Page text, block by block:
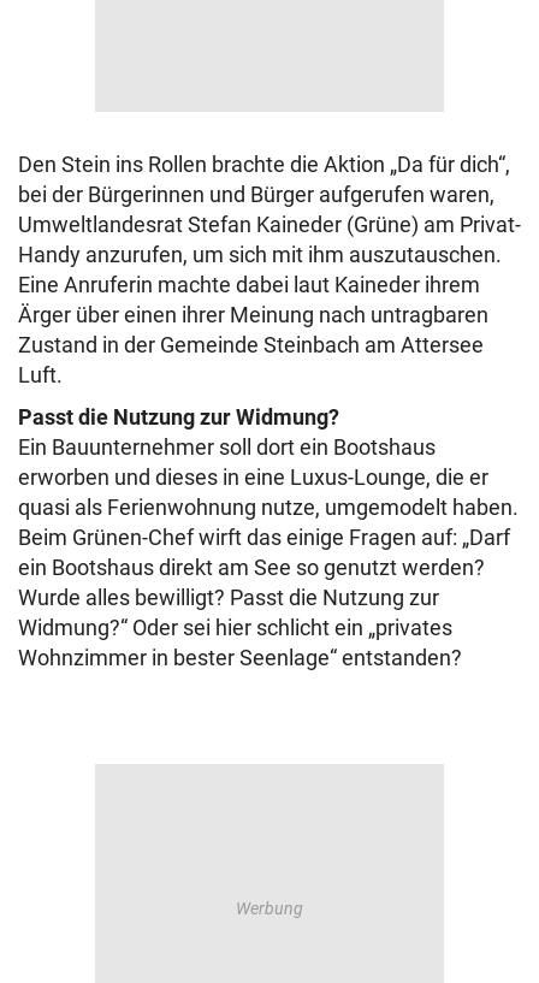
Den Stein ins Rollen brachte die Aktion „Da für dich“,
bei der Bürgerinnen und Bürger aufgerufen waren,
Umweltlandesrat Stefan Kaineder (Grüne) am Privat-
Handy anzurufen, um sich mit ihm auszutauschen.
Eine Anruferin machte dabei laut Kaineder ihrem
Ärger über einen ihrer Meinung nach untragbaren
Zustand in der Gemeinde Steinbach am Attersee
Luft.
Passt die Nutzung zur Widmung?
Ein Bauunternehmer soll dort ein Bootshaus
erworben und dieses in eine Luxus-Lounge, die er
quasi als Ferienwohnung nutze, umgemodelt haben.
Beim Grünen-Chef wirft das einige Fragen auf: „Darf
ein Bootshaus direkt am See so genutzt werden?
Wurde alles bewilligt? Passt die Nutzung zur
Widmung?“ Oder sei hier schlicht ein „privates
Wohnzimmer in bester Seenlage“ entstanden?